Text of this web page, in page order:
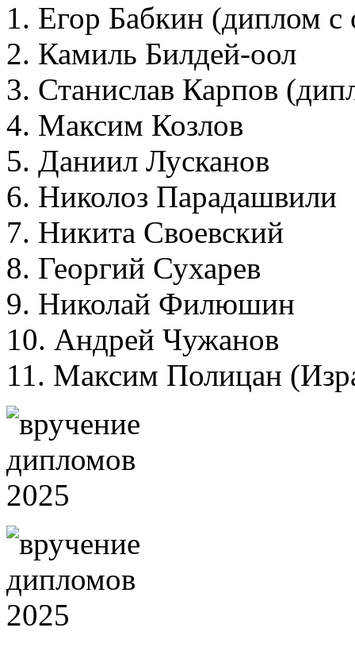
1. Егор Бабкин (диплом с
2. Камиль Билдей-оол
3. Станислав Карпов
4. Максим Козлов
5. Даниил Лусканов
6. Николоз Парадашвили
7. Никита Своевский
8. Георгий Сухарев
9. Николай Филюшин
10. Андрей Чужанов
11. Максим Полицан